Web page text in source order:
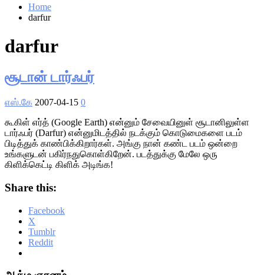
Home
darfur
darfur
சூடான் டார்ஃபர்
எஸ்.கே 2007-04-15 0
கூகிள் எர்த் (Google Earth) என்னும் சேவையினுள் சூடானிலுள்ள
டார்ஃபர் (Darfur) என்னுமிடத்தில் நடக்கும் கொடுமைகளை படம்
பிடித்துக் காண்பிக்கிறார்கள். அங்கு நான் கண்ட படம் ஒன்றை
உங்களுடன் பகிர்நதுகொள்கிறேன். படத்துக்கு மேலே ஒரு
கிளிக்கெட்டி கிளிக் அடிங்க!
Share this:
Facebook
X
Tumblr
Reddit